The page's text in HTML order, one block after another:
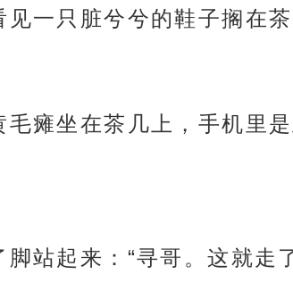
一只脏兮兮的鞋子搁在
瘫坐在茶几上，手机里是
站起来：“寻哥。这就走